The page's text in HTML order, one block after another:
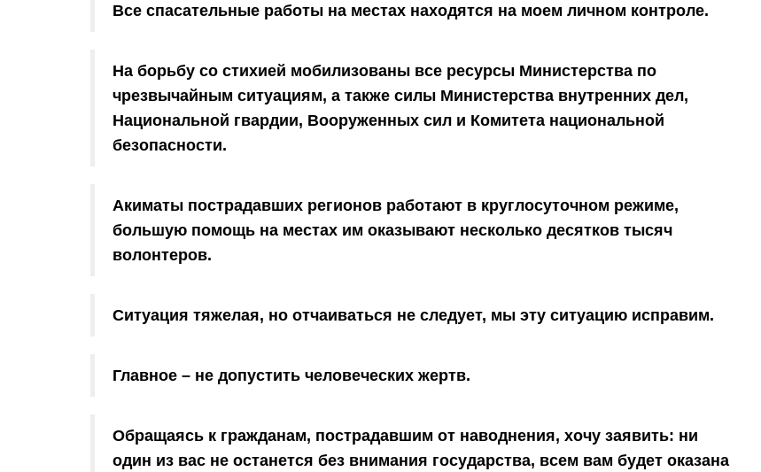
Все спасательные работы на местах находятся на моем личном контроле.
На борьбу со стихией мобилизованы все ресурсы Министерства по
чрезвычайным ситуациям, а также силы Министерства внутренних дел,
Национальной гвардии, Вооруженных сил и Комитета национальной
безопасности.
Акиматы пострадавших регионов работают в круглосуточном режиме,
большую помощь на местах им оказывают несколько десятков тысяч
волонтеров.
Ситуация тяжелая, но отчаиваться не следует, мы эту ситуацию исправим.
Главное – не допустить человеческих жертв.
Обращаясь к гражданам, пострадавшим от наводнения, хочу заявить: ни
один из вас не останется без внимания государства, всем вам будет оказана